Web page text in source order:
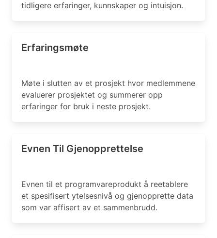
tidligere erfaringer, kunnskaper og intuisjon.
Erfaringsmøte
Møte i slutten av et prosjekt hvor medlemmene
evaluerer prosjektet og summerer opp
erfaringer for bruk i neste prosjekt.
Evnen Til Gjenopprettelse
Evnen til et programvareprodukt å reetablere
et spesifisert ytelsesnivå og gjenopprette data
som var affisert av et sammenbrudd.